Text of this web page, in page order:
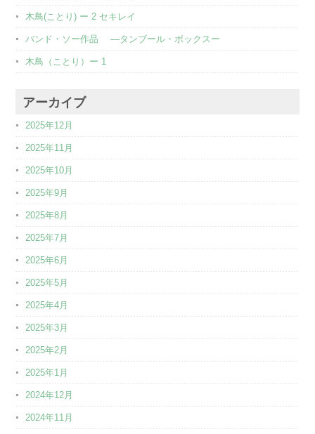
木鳥(ことり) ー 2 セキレイ
バンド・ソー作品 ―タンブール・ボックスー
木鳥（ことり）ー 1
アーカイブ
2025年12月
2025年11月
2025年10月
2025年9月
2025年8月
2025年7月
2025年6月
2025年5月
2025年4月
2025年3月
2025年2月
2025年1月
2024年12月
2024年11月